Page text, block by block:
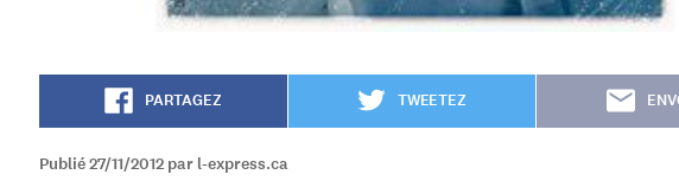
PARTAGEZ TWEETEZ
Publié 27/11/2012 par l-express.ca